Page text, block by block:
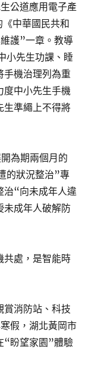
公道應用電子產
中華國民共和
護”一章。教導
小先生功課、睡
手機治理列為重
度中小先生手機
生準繩上不得將
為期兩個月的
的狀況整治”專
治“向未成年人違
未成年人破解防
共處，是智能時
賞消防站、科技
假，湖北黃岡市
“盼望家園”體驗